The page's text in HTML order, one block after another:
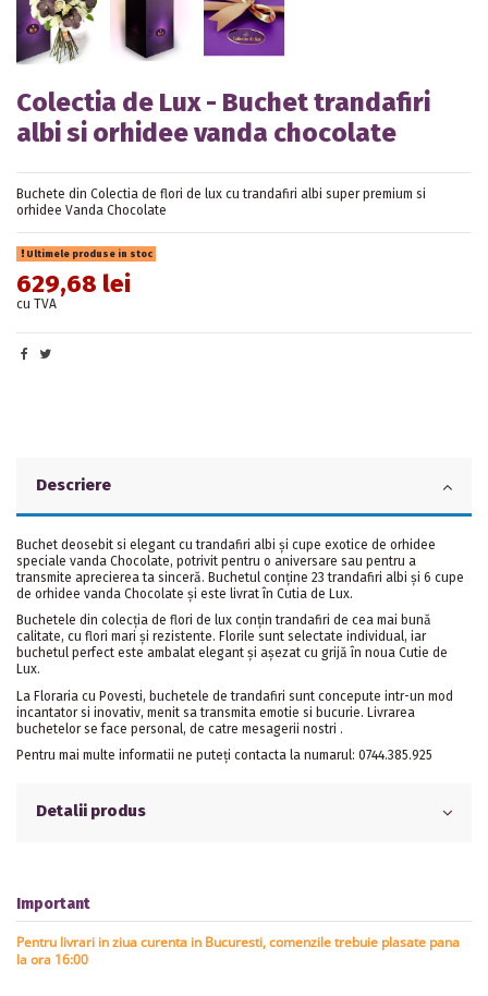
Colectia de Lux - Buchet trandafiri
albi si orhidee vanda chocolate
Buchete din Colectia de flori de lux cu trandafiri albi super premium si
orhidee Vanda Chocolate
Ultimele produse in stoc
629,68 lei
cu TVA
Descriere
Buchet deosebit si elegant cu trandafiri albi și cupe exotice de orhidee
speciale vanda Chocolate, potrivit pentru o aniversare sau pentru a
transmite aprecierea ta sinceră. Buchetul conține 23 trandafiri albi și 6 cupe
de orhidee vanda Chocolate și este livrat în Cutia de Lux.
Buchetele din colecția de flori de lux conțin trandafiri de cea mai bună
calitate, cu flori mari și rezistente. Florile sunt selectate individual, iar
buchetul perfect este ambalat elegant și așezat cu grijă în noua Cutie de
Lux.
La Floraria cu Povesti, buchetele de trandafiri sunt concepute intr-un mod
incantator si inovativ, menit sa transmita emotie si bucurie. Livrarea
buchetelor se face personal, de catre mesagerii nostri .
Pentru mai multe informatii ne puteți contacta la numarul: 0744.385.925
Detalii produs
Important
Pentru livrari in ziua curenta in Bucuresti, comenzile trebuie plasate pana
la ora 16:00